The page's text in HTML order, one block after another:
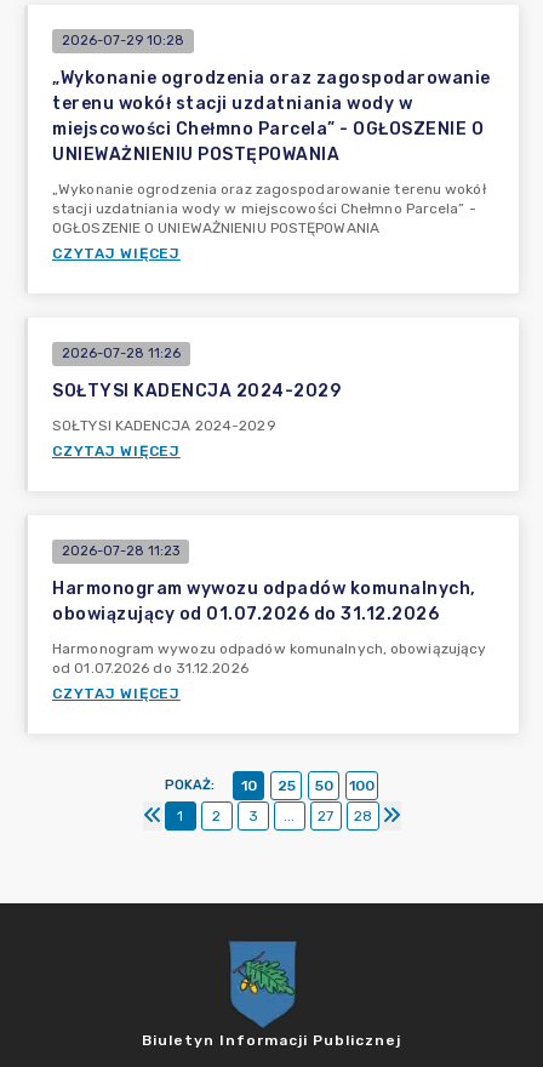
2026-07-29 10:28
„Wykonanie ogrodzenia oraz zagospodarowanie
terenu wokół stacji uzdatniania wody w
miejscowości Chełmno Parcela” - OGŁOSZENIE O
UNIEWAŻNIENIU POSTĘPOWANIA
„Wykonanie ogrodzenia oraz zagospodarowanie terenu wokół
stacji uzdatniania wody w miejscowości Chełmno Parcela” -
OGŁOSZENIE O UNIEWAŻNIENIU POSTĘPOWANIA
CZYTAJ WIĘCEJ
2026-07-28 11:26
SOŁTYSI KADENCJA 2024-2029
SOŁTYSI KADENCJA 2024-2029
CZYTAJ WIĘCEJ
2026-07-28 11:23
Harmonogram wywozu odpadów komunalnych,
obowiązujący od 01.07.2026 do 31.12.2026
Harmonogram wywozu odpadów komunalnych, obowiązujący
od 01.07.2026 do 31.12.2026
CZYTAJ WIĘCEJ
POKAŻ: 10 25 50
100
1
2 3 ... 27 28
Biuletyn Informacji Publicznej